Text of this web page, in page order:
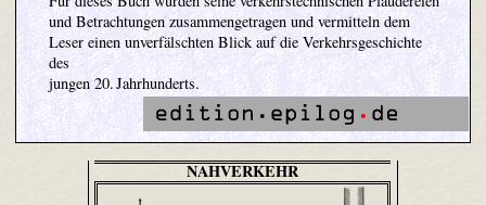
und Betrachtungen zusammengetragen und vermitteln dem
Leser einen unverfälschten Blick auf die Verkehrsgeschichte
des
jungen 20. Jahrhunderts.
NAHVERKEHR